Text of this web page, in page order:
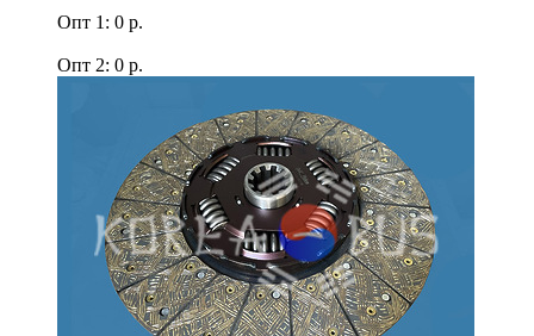
Опт 1: 0 р.
Опт 2: 0 р.